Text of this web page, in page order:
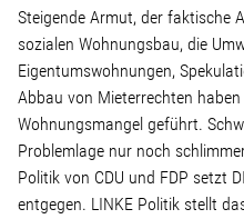
Steigende Armut, der faktische
sozialen Wohnungsbau, die
Eigentumswohnungen,
Abbau von Mieterrechten
Wohnungsmangel geführt.
Problemlage nur noch
Politik von CDU und FDP setzt
entgegen. LINKE Politik stellt